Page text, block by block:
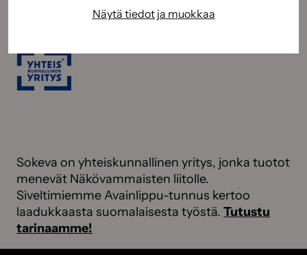
Näytä tiedot ja muokkaa
Sokeva on yhteiskunnallinen yritys, jonka tuotot
menevät Näkövammaisten liitolle.
Siveltimiemme Avainlippu-tunnus kertoo
laadukkaasta suomalaisesta työstä. Tutustu
tarinaamme!